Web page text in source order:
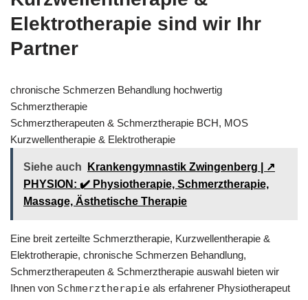
Elektrotherapie sind wir Ihr
Partner
chronische Schmerzen Behandlung hochwertig
Schmerztherapie
Schmerztherapeuten & Schmerztherapie BCH, MOS
Kurzwellentherapie & Elektrotherapie
Siehe auch
Krankengymnastik Zwingenberg | ↗️
PHYSION: ✔️ Physiotherapie, Schmerztherapie,
Massage, Ästhetische Therapie
Eine breit zerteilte Schmerztherapie, Kurzwellentherapie &
Elektrotherapie, chronische Schmerzen Behandlung,
Schmerztherapeuten & Schmerztherapie auswahl bieten wir
Ihnen von Schmerztherapie als erfahrener Physiotherapeut